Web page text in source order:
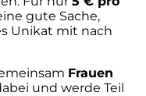
gute Sache,
Unikat mit nach
Frauen
und werde Teil